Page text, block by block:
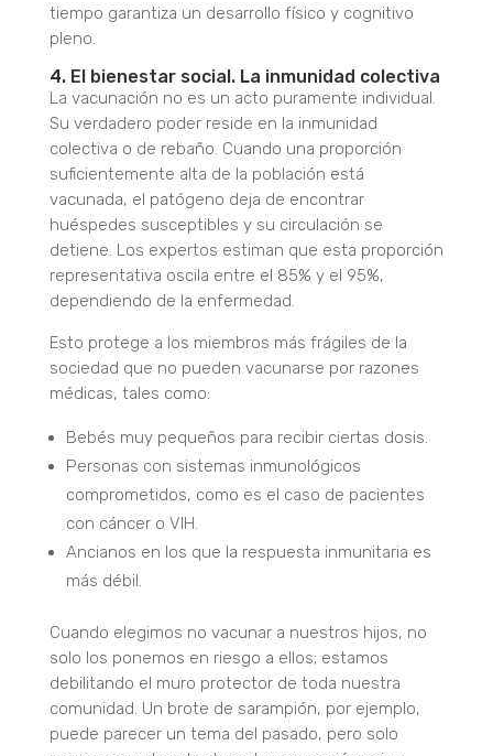
tiempo garantiza un desarrollo físico y cognitivo
pleno.
4. El bienestar social. La inmunidad colectiva
La vacunación no es un acto puramente individual.
Su verdadero poder reside en la inmunidad
colectiva o de rebaño. Cuando una proporción
suficientemente alta de la población está
vacunada, el patógeno deja de encontrar
huéspedes susceptibles y su circulación se
detiene. Los expertos estiman que esta proporción
representativa oscila entre el 85% y el 95%,
dependiendo de la enfermedad.
Esto protege a los miembros más frágiles de la
sociedad que no pueden vacunarse por razones
médicas, tales como:
Bebés muy pequeños para recibir ciertas dosis.
Personas con sistemas inmunológicos
comprometidos, como es el caso de pacientes
con cáncer o VIH.
Ancianos en los que la respuesta inmunitaria es
más débil.
Cuando elegimos no vacunar a nuestros hijos, no
solo los ponemos en riesgo a ellos; estamos
debilitando el muro protector de toda nuestra
comunidad. Un brote de sarampión, por ejemplo,
puede parecer un tema del pasado, pero solo